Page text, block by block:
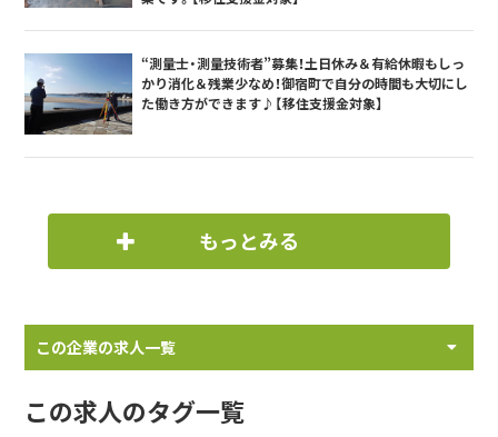
“測量士・測量技術者”募集！土日休み＆有給休暇もしっ
かり消化＆残業少なめ！御宿町で自分の時間も大切にし
た働き方ができます♪【移住支援金対象】
もっとみる
この企業の求人一覧
この求人のタグ一覧